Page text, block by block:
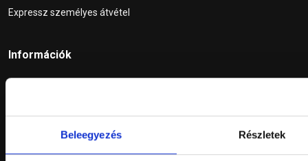
Beleegyezés Részletek
Expressz személyes átvétel
Információk
Elállási nyilatkozat